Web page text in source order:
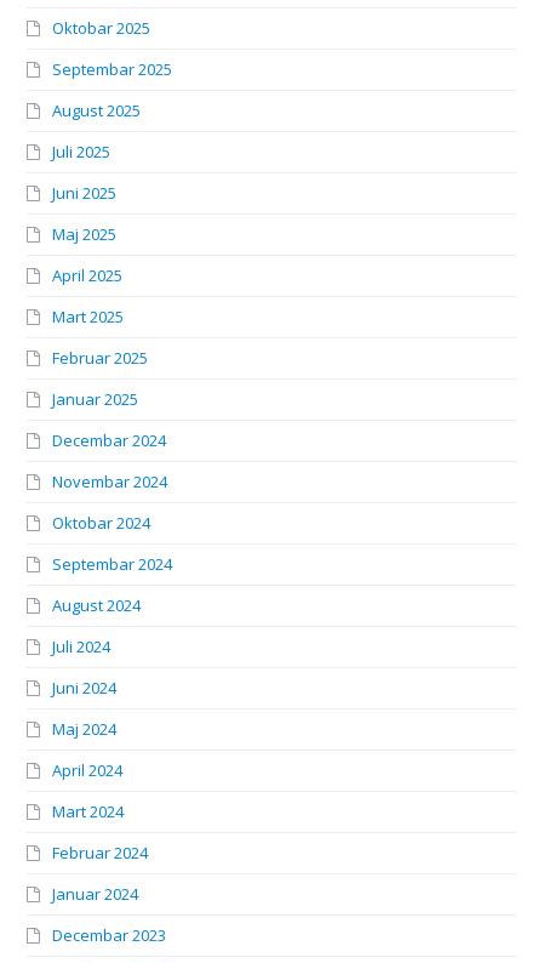
Oktobar 2025
Septembar 2025
August 2025
Juli 2025
Juni 2025
Maj 2025
April 2025
Mart 2025
Februar 2025
Januar 2025
Decembar 2024
Novembar 2024
Oktobar 2024
Septembar 2024
August 2024
Juli 2024
Juni 2024
Maj 2024
April 2024
Mart 2024
Februar 2024
Januar 2024
Decembar 2023